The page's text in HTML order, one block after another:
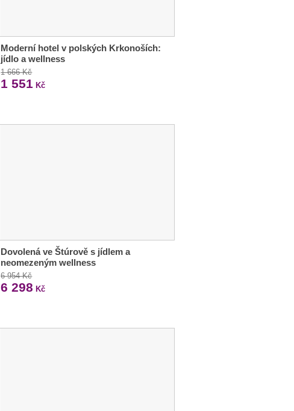
Moderní hotel v polských Krkonoších:
jídlo a wellness
1 666 Kč
1 551 Kč
Dovolená ve Štúrově s jídlem a
neomezeným wellness
6 954 Kč
6 298 Kč